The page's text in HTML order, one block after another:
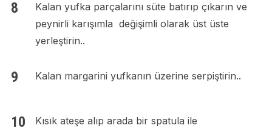
Kalan yufka parçalarını süte batırıp çıkarın ve
peynirli karışımla değişimli olarak üst üste
yerleştirin..
Kalan margarini yufkanın üzerine serpiştirin..
Kısık ateşe alıp arada bir spatula ile